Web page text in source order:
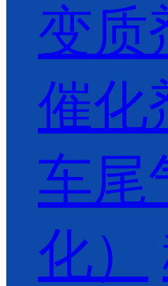
变质
催化
车尾
化）